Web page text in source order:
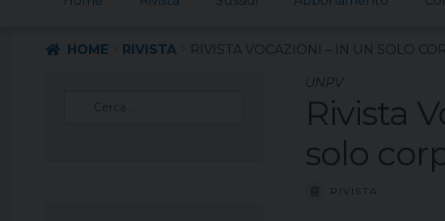
HOME RIVISTA RIVISTA VOCAZIONI – IN UN SOLO
UNPV
Rivista
solo
RIVISTA